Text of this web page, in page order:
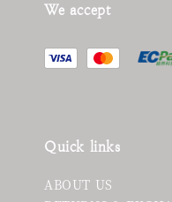
We accept
Quick links
ABOUT US